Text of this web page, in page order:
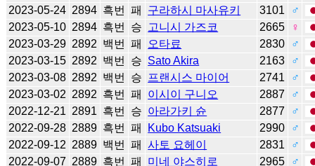
2023-05-24 2894 흑번 패 구라하시 마사유키 3101
♂
2023-05-10 2894 흑번 승 고니시 가즈코 2665
♀
2023-03-29 2892 백번 패 오타료 2830
♂
2023-03-15 2892 백번 승 Sato Akira 2163
♂
2023-03-08 2892 백번 승 프랜시스 마이어 2741
♂
2023-03-02 2892 흑번 패 이시이 구니오 2887
♂
2022-12-21 2891 흑번 승 아라가키 슌 2877
♂
2022-09-28 2889 흑번 패 Kubo Katsuaki 2990
♂
2022-09-12 2889 백번 패 사토 요헤이 2831
♂
2022-09-07 2889 흑번 패 미네 야스히로 2965
♂